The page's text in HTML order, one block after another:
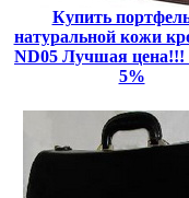
Купить
натуральной кожи
ND05 Лучшая цена!!!
5%